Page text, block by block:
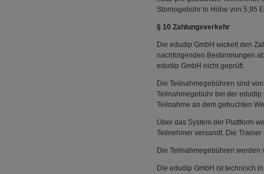
Stornogebühr in Höhe von 5,95
§ 10 Zahlungsverkehr
Die edudip GmbH wickelt den
nachfolgenden Bestimmungen
edudip GmbH nicht geprüft.
Die Teilnahmegebühren sind
Teilnahmegebühr bei der
Teilnahme an dem gebuchten
Über das System der Plattform
Teilnehmer versandt. Die
Die Teilnahmegebühren
Die edudip GmbH ist technisch